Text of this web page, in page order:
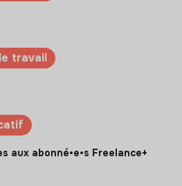
travail
aux abonné•e•s Freelance+